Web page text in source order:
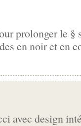
prolonger le §
en noir et en
avec design